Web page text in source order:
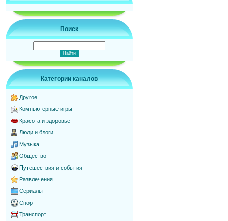
Поиск
Категории каналов
Другое
Компьютерные игры
Красота и здоровье
Люди и блоги
Музыка
Общество
Путешествия и события
Развлечения
Сериалы
Спорт
Транспорт